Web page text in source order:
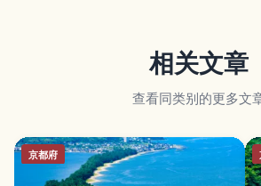
相关文章
查看同类别的更多文
京都府